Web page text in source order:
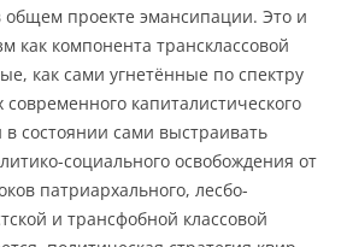
общем проекте эмансипации. Это и
как компонента трансклассовой
как сами угнетённые по спектру
капиталистического
состоянии сами выстраивать
социального освобождения от
патриархального, лесбо-
и трансфобной классовой